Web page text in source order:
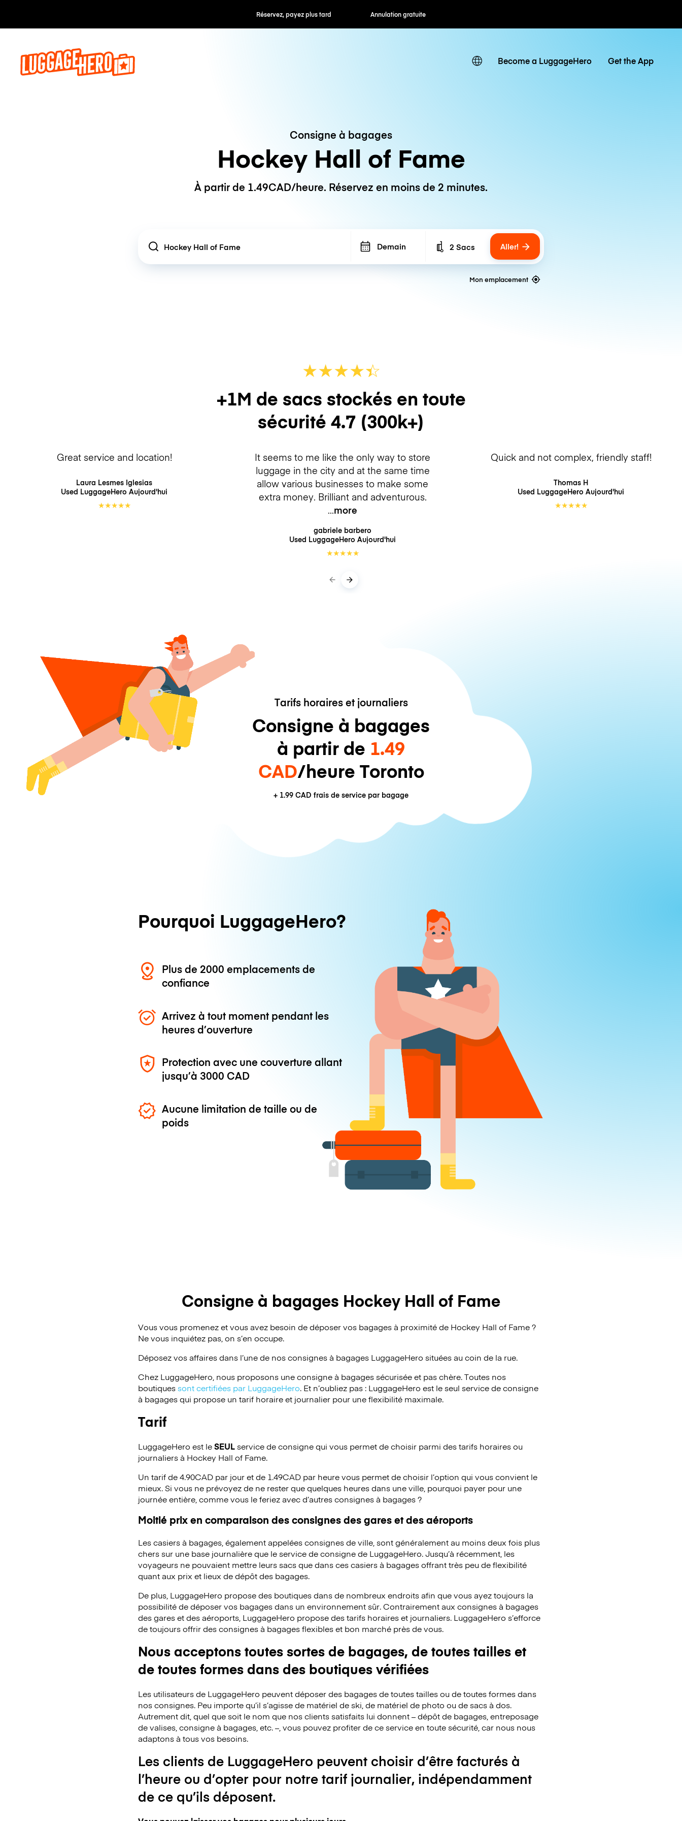
Réservez, payez plus tard Annulation gratuite Tarifs horaires / journaliers
Become a LuggageHero Get the App
Consigne à bagages
Hockey Hall of Fame
À partir de 1.49CAD/heure. Réservez en moins de 2 minutes.
Location Demain Number of bags
2 Sacs Aller!
Mon emplacement
★★★★☆
★
+1M de sacs stockés en toute
sécurité 4.7 (300k+)
Great service and location!
Laura Lesmes Iglesias
Used LuggageHero Aujourd'hui
★★★★★
It seems to me like the only way to store
luggage in the city and at the same time
allow various businesses to make some
extra money. Brilliant and adventurous.
more
gabriele barbero
Used LuggageHero Aujourd'hui
★★★★★
Quick and not complex, friendly staff!
Thomas H
Used LuggageHero Aujourd'hui
★★★★★
Tarifs horaires et journaliers
Consigne à bagages
à partir de 1.49
CAD/heure Toronto
+ 1.99 CAD frais de service par bagage
Pourquoi LuggageHero?
Plus de 2000 emplacements de
confiance
Arrivez à tout moment pendant les
heures d’ouverture
Protection avec une couverture allant
jusqu’à 3000 CAD
Aucune limitation de taille ou de
poids
Consigne à bagages Hockey Hall of Fame
Vous vous promenez et vous avez besoin de déposer vos bagages à proximité de Hockey Hall of Fame ?
Ne vous inquiétez pas, on s’en occupe.
Déposez vos affaires dans l’une de nos consignes à bagages LuggageHero situées au coin de la rue.
Chez LuggageHero, nous proposons une consigne à bagages sécurisée et pas chère. Toutes nos
boutiquessont certifiées par LuggageHero. Et n’oubliez pas : LuggageHero est le seul service de consigne
à bagages qui propose un tarif horaire et journalier pour une flexibilité maximale.
Tarif
LuggageHero est leSEULservice de consigne qui vous permet de choisir parmi des tarifs horaires ou
journaliers à Hockey Hall of Fame.
Un tarif de 4.90CAD par jour et de 1.49CAD par heure vous permet de choisir l’option qui vous convient le
mieux. Si vous ne prévoyez de ne rester que quelques heures dans une ville, pourquoi payer pour une
journée entière, comme vous le feriez avec d’autres consignes à bagages ?
Moitié prix en comparaison des consignes des gares et des aéroports
Les casiers à bagages, également appelées consignes de ville, sont généralement au moins deux fois plus
chers sur une base journalière que le service de consigne de LuggageHero. Jusqu’à récemment, les
voyageurs ne pouvaient mettre leurs sacs que dans ces casiers à bagages offrant très peu de flexibilité
quant aux prix et lieux de dépôt des bagages.
De plus, LuggageHero propose des boutiques dans de nombreux endroits afin que vous ayez toujours la
possibilité de déposer vos bagages dans un environnement sûr. Contrairement aux consignes à bagages
des gares et des aéroports, LuggageHero propose des tarifs horaires et journaliers. LuggageHero s’efforce
de toujours offrir des consignes à bagages flexibles et bon marché près de vous.
Nous acceptons toutes sortes de bagages, de toutes tailles et
de toutes formes dans des boutiques vérifiées
Les utilisateurs de LuggageHero peuvent déposer des bagages de toutes tailles ou de toutes formes dans
nos consignes. Peu importe qu’il s’agisse de matériel de ski, de matériel de photo ou de sacs à dos.
Autrement dit, quel que soit le nom que nos clients satisfaits lui donnent – dépôt de bagages, entreposage
de valises, consigne à bagages, etc. –, vous pouvez profiter de ce service en toute sécurité, car nous nous
adaptons à tous vos besoins.
Les clients de LuggageHero peuvent choisir d’être facturés à
l’heure ou d’opter pour notre tarif journalier, indépendamment
de ce qu’ils déposent.